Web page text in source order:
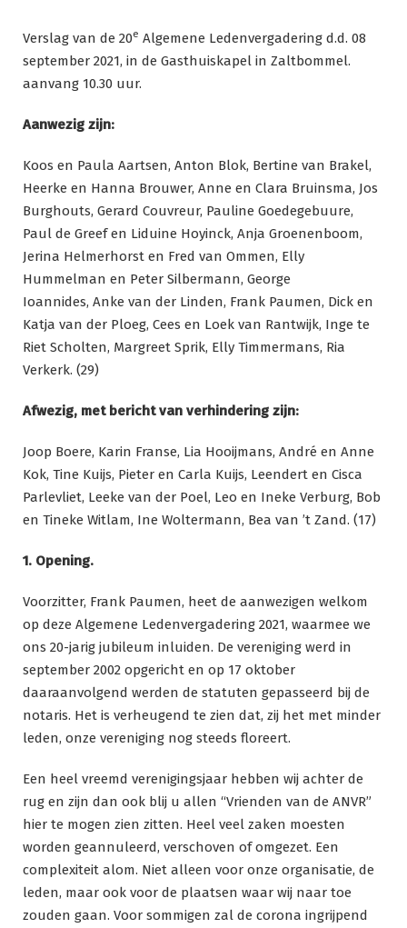
naar
inhoud
Verslag van de 20e Algemene Ledenvergadering d.d. 08
september 2021, in de Gasthuiskapel in Zaltbommel.
aanvang 10.30 uur.
Aanwezig zijn:
Koos en Paula Aartsen, Anton Blok, Bertine van Brakel,
Heerke en Hanna Brouwer, Anne en Clara Bruinsma, Jos
Burghouts, Gerard Couvreur, Pauline Goedegebuure,
Paul de Greef en Liduine Hoyinck, Anja Groenenboom,
Jerina Helmerhorst en Fred van Ommen, Elly
Hummelman en Peter Silbermann, George
Ioannides, Anke van der Linden, Frank Paumen, Dick en
Katja van der Ploeg, Cees en Loek van Rantwijk, Inge te
Riet Scholten, Margreet Sprik, Elly Timmermans, Ria
Verkerk. (29)
Afwezig, met bericht van verhindering zijn:
Joop Boere, Karin Franse, Lia Hooijmans, André en Anne
Kok, Tine Kuijs, Pieter en Carla Kuijs, Leendert en Cisca
Parlevliet, Leeke van der Poel, Leo en Ineke Verburg, Bob
en Tineke Witlam, Ine Woltermann, Bea van ’t Zand. (17)
1. Opening.
Voorzitter, Frank Paumen, heet de aanwezigen welkom
op deze Algemene Ledenvergadering 2021, waarmee we
ons 20-jarig jubileum inluiden. De vereniging werd in
september 2002 opgericht en op 17 oktober
daaraanvolgend werden de statuten gepasseerd bij de
notaris. Het is verheugend te zien dat, zij het met minder
leden, onze vereniging nog steeds floreert.
Een heel vreemd verenigingsjaar hebben wij achter de
rug en zijn dan ook blij u allen “Vrienden van de ANVR”
hier te mogen zien zitten. Heel veel zaken moesten
worden geannuleerd, verschoven of omgezet. Een
complexiteit alom. Niet alleen voor onze organisatie, de
leden, maar ook voor de plaatsen waar wij naar toe
zouden gaan. Voor sommigen zal de corona ingrijpend